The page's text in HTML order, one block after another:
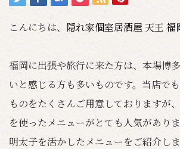
こんにちは、 隠れ家個室居酒屋 天王 福
福岡に出張や旅行に来た方は、本場博
いと感じる方も多いものです。当店で
ものをたくさんご用意しておりますが
を使ったメニューがとても人気があり
明太子を活かしたメニューをご紹介しま